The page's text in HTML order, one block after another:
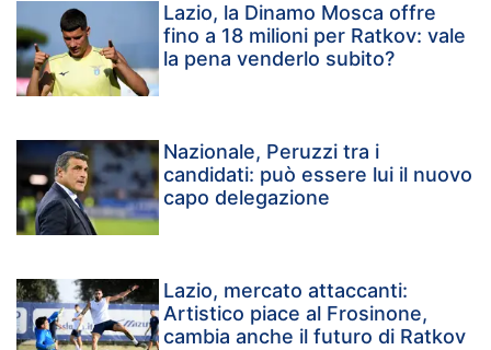
Lazio, la Dinamo Mosca offre
fino a 18 milioni per Ratkov: vale
la pena venderlo subito?
Nazionale, Peruzzi tra i
candidati: può essere lui il nuovo
capo delegazione
Lazio, mercato attaccanti:
Artistico piace al Frosinone,
cambia anche il futuro di Ratkov